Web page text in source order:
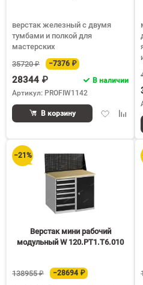
верстак железный с двумя
тумбами и полкой для
мастерских
35720 ₽
−7376 ₽
28344 ₽
В наличии
Артикул: PROFIW1142
Добавить
избранное
В корзину
−21%
Верстак мини рабочий
модульный W 120.PТ1.Т6.010
138955 ₽ −28694 ₽